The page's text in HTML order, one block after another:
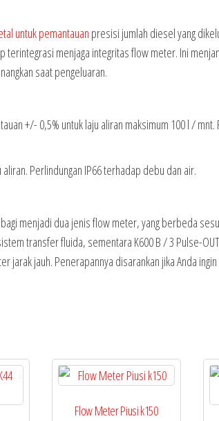
untuk pemantauan presisi jumlah diesel yang
menjaga integritas flow meter. Ini
saat pengeluaran.
+/- 0,5% untuk laju aliran maksimum 100 l /
Perlindungan IP66 terhadap debu dan air.
menjadi dua jenis flow meter, yang berbeda
transfer fluida, sementara K600 B / 3 Pulse-
jauh. Penerapannya disarankan jika Anda
Flow Meter Piusi k150